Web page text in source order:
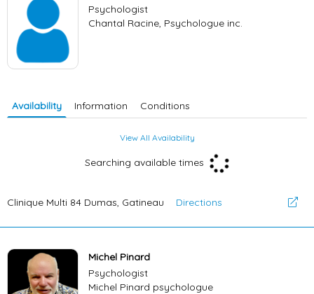
Psychologist
Chantal Racine, Psychologue inc.
Availability Information Conditions
View All Availability
Searching available times
Clinique Multi 84 Dumas, Gatineau Directions
Michel Pinard
Psychologist
Michel Pinard psychologue